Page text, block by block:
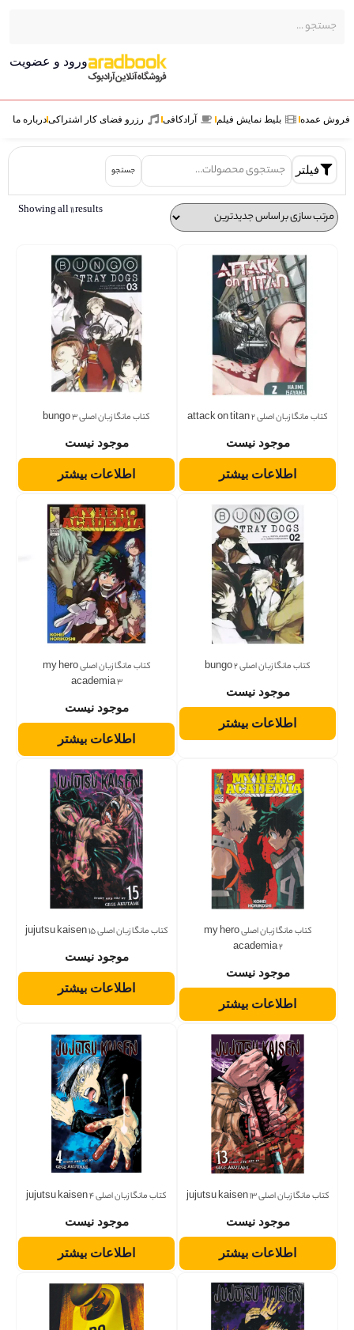
ورود و عضویت
عمده بلیط نمایش فیلم آرادکافی رزرو فضای کار اشتراکی درباره ما
فیلتر جستجو
Showing all 11 results
کتاب مانگا زبان اصلی attack on titan 2
موجود نیست
اطلاعات بیشتر
کتاب مانگا زبان اصلی bungo 3
موجود نیست
اطلاعات بیشتر
کتاب مانگا زبان اصلی bungo 2
موجود نیست
اطلاعات بیشتر
کتاب مانگا زبان اصلی my hero
academia 3
موجود نیست
اطلاعات بیشتر
کتاب مانگا زبان اصلی my hero
academia 2
موجود نیست
اطلاعات بیشتر
کتاب مانگا زبان اصلی jujutsu kaisen 15
موجود نیست
اطلاعات بیشتر
کتاب مانگا زبان اصلی jujutsu kaisen 13
موجود نیست
اطلاعات بیشتر
کتاب مانگا زبان اصلی jujutsu kaisen 4
موجود نیست
اطلاعات بیشتر